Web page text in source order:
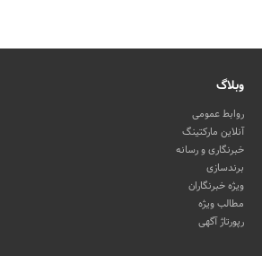
وبلاگ
روابط عمومی
آنلاین مارکتینگ
خبرنگاری و رسانه
برندسازی
ویژه خبرنگاران
مطالب ویژه
رپورتاژ آگهی